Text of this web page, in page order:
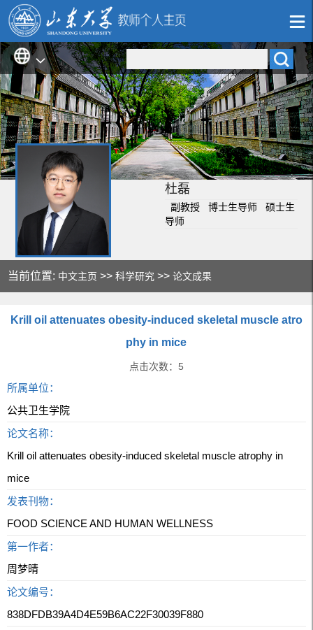
杜磊
副教授 博士生导师 硕士生
导师
当前位置: 中文主页 >>科学研究 >>论文成果
Krill oil attenuates obesity-induced skeletal muscle atro
phy in mice
点击次数： 5
所属单位：
公共卫生学院
论文名称：
Krill oil attenuates obesity-induced skeletal muscle atrophy in
mice
发表刊物：
FOOD SCIENCE AND HUMAN WELLNESS
第一作者：
周梦晴
论文编号：
838DFDB39A4D4E59B6AC22F30039F880